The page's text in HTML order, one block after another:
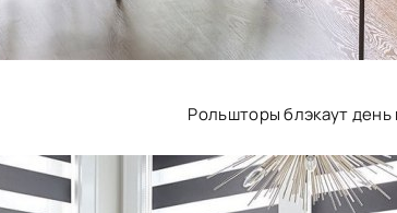
Рольшторы блэкаут день